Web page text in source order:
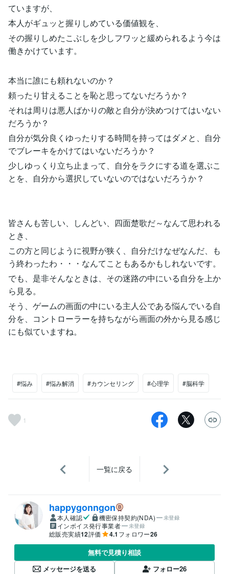
ていますが、
本人がギュッと握りしめている価値観を、
その握りしめたこぶしを少しフワッと緩められるよう今は
働きかけています。
本当に誰にも頼れないのか？
頼ったり甘えることを恥と思ってないだろうか？
それは周りは悪人ばかりの敵と自分が決めつけてはいない
だろうか？
自分が気分良くゆったりする時間を持ってはダメと、自分
でブレーキをかけてはいないだろうか？
少しゆっくり立ち止まって、自分をラクにする道を選ぶこ
とを、自分から選択していないのではないだろうか？
皆さんも苦しい、しんどい、四面楚歌だ～なんて思われる
とき、
この方と同じように視野が狭く、自分だけなぜなんだ、も
う終わったわ・・・なんてこともあるかもしれないです。
でも、是非そんなときは、その迷路の中にいる自分を上か
ら見る。
そう、ゲームの画面の中にいる主人公である悩んでいる自
分を、コントローラーを持ちながら画面の外から見る感じ
にも似ていますね。
#悩み #悩み解消 #カウンセリング #心理学 #脳科学
1
一覧に戻る
happygonngon
本人確認 機密保持契約(NDA) 未登録
インボイス発行事業者 未登録
総販売実績12評価 4.1 フォロワー26
無料で見積り相談
メッセージを送る
フォロー26